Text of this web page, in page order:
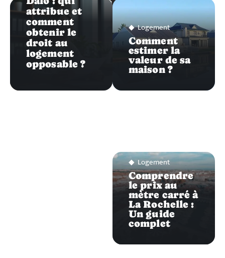
LOGEMENT
attribue et
comment
obtenir le
droit au
logement
opposable ?
Logement
Comment
estimer la
valeur de sa
maison ?
Logement
Comprendre
le prix au
mètre carré à
La Rochelle :
Un guide
complet